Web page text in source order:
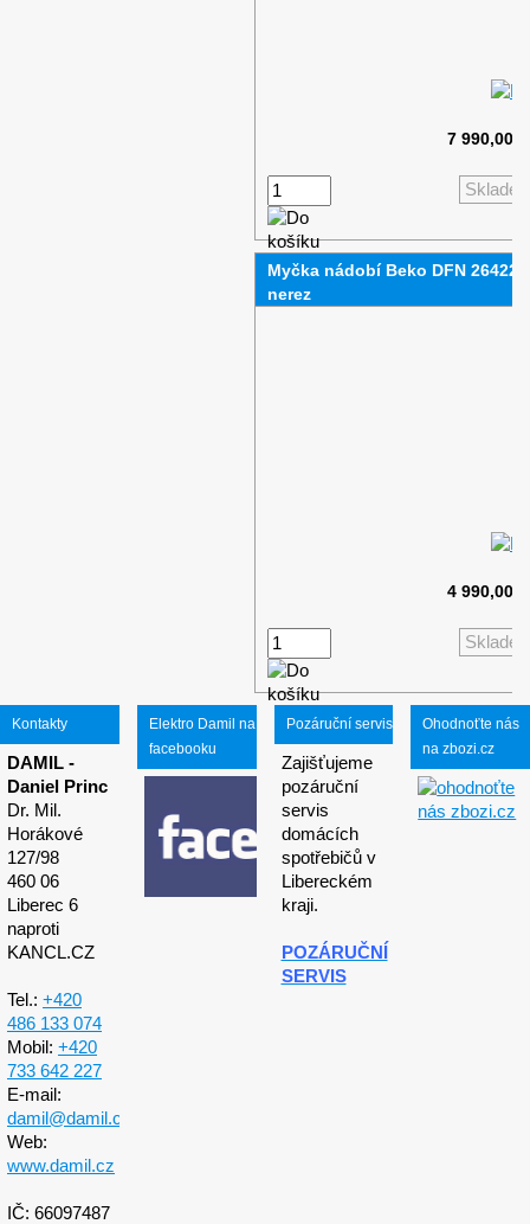
7 990,00
Myčka nádobí Beko DFN 26422
nerez
4 990,00
Kontakty
DAMIL -
Daniel Princ
Dr. Mil.
Horákové
127/98
460 06
Liberec 6
naproti
KANCL.CZ
Tel.: +420
486 133 074
Mobil: +420
733 642 227
E-mail:
damil@damil.cz
Web:
www.damil.cz
IČ: 66097487
Elektro Damil na
facebooku
Pozáruční servis
Zajišťujeme
pozáruční
servis
domácích
spotřebičů v
Libereckém
kraji.
POZÁRUČNÍ
SERVIS
Ohodnoťte nás
na zbozi.cz